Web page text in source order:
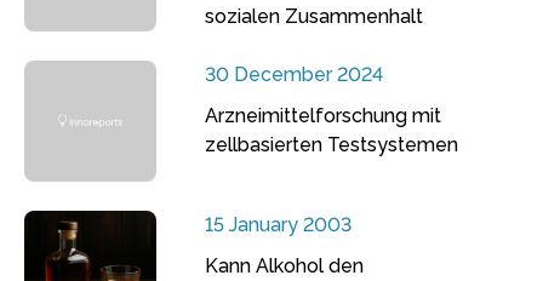
sozialen Zusammenhalt
30 December 2024
Arzneimittelforschung mit
zellbasierten Testsystemen
15 January 2003
Kann Alkohol den